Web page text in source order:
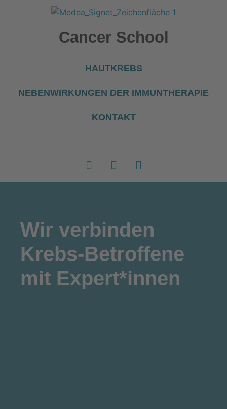
Cancer School
HAUTKREBS
NEBENWIRKUNGEN DER IMMUNTHERAPIE
KONTAKT
Wir verbinden
Krebs-Betroffene
mit Expert*innen